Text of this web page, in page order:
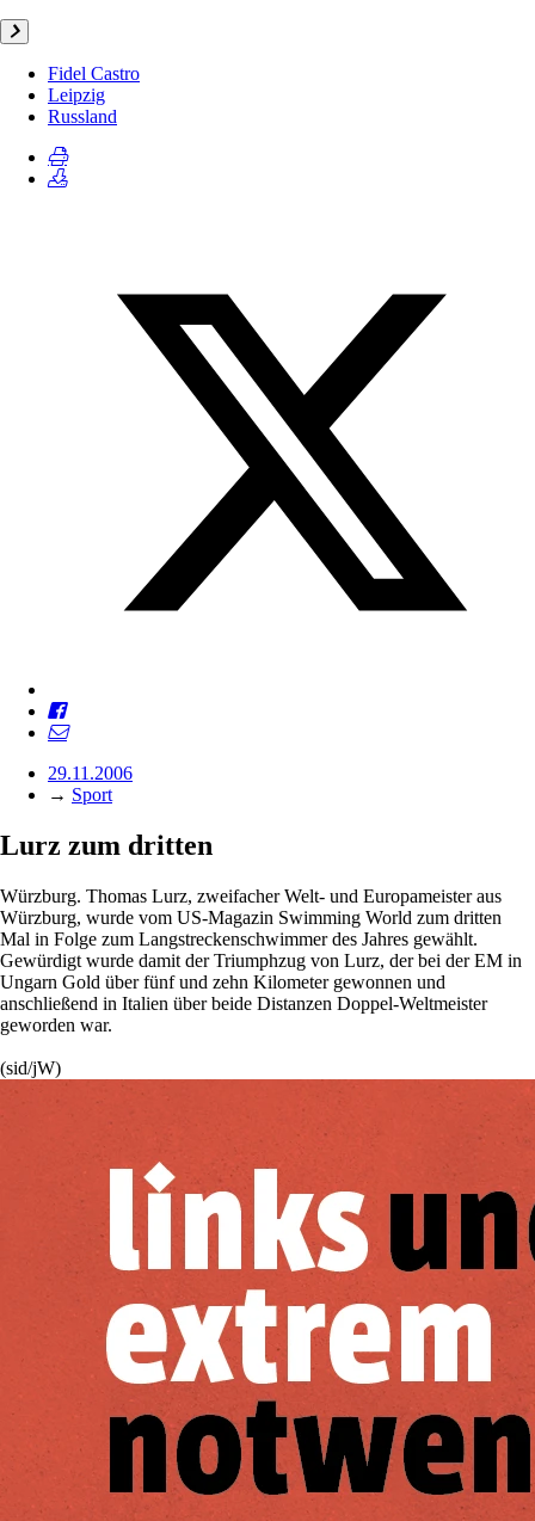
Fidel Castro
Leipzig
Russland
29.11.2006
→ Sport
Lurz zum dritten
Würzburg. Thomas Lurz, zweifacher Welt- und Europameister aus
Würzburg, wurde vom US-Magazin Swimming World zum dritten
Mal in Folge zum Langstreckenschwimmer des Jahres gewählt.
Gewürdigt wurde damit der Triumphzug von Lurz, der bei der EM in
Ungarn Gold über fünf und zehn Kilometer gewonnen und
anschließend in Italien über beide Distanzen Doppel-Weltmeister
geworden war.
(sid/jW)